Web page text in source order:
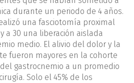
durante un periodo de 4 años.
una fasciotomía proximal
a 30 una liberación aislada
medio. El alivio del dolor y la
fueron mayores en la cohorte
gastrocnemio a un promedio
Solo el 45% de los